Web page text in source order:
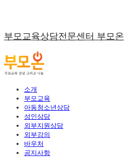
부모교육상담전문센터 부모온
소개
부모교육
아동청소년상담
성인상담
외부지원상담
외부강의
바우처
공지사항